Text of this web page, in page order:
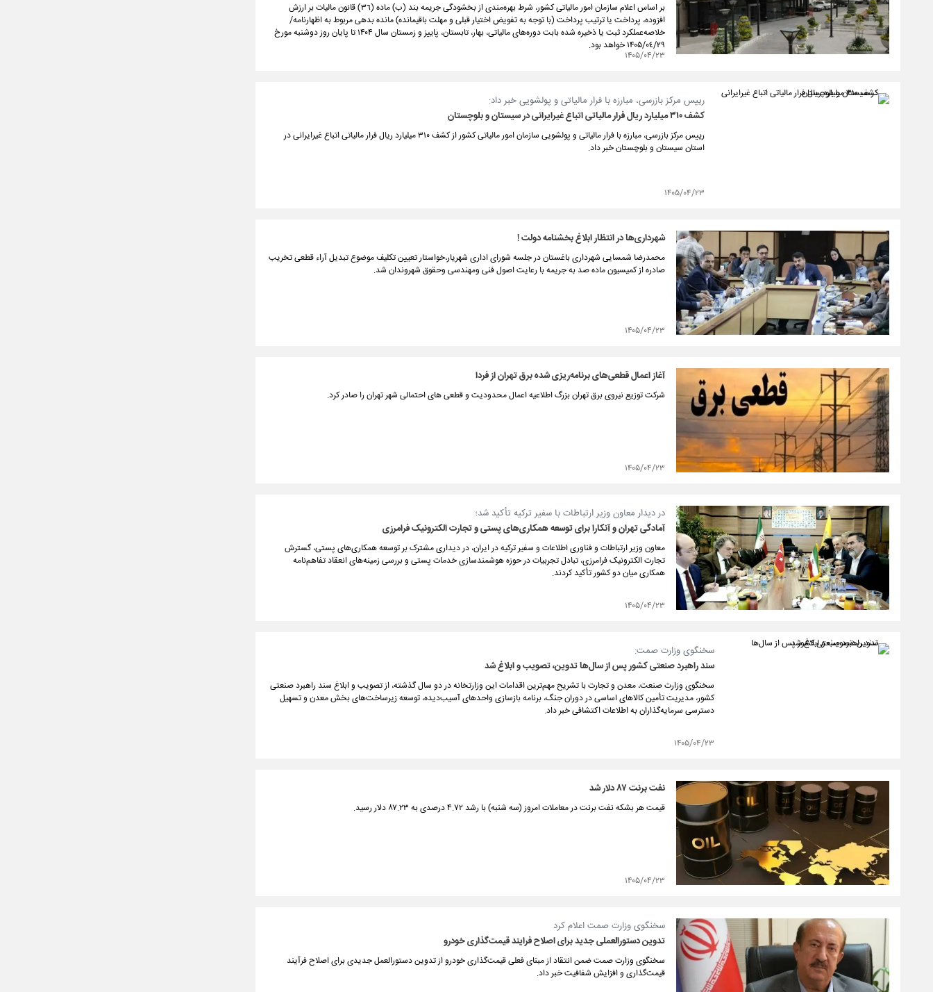
بر اساس اعلام سازمان امور مالیاتی کشور، شرط بهره‌مندی از بخشودگی جریمه بند (ب) ماده (٣٦) قانون مالیات بر ارزش
افزوده، پرداخت یا ترتیب پرداخت (با توجه به تفویض اختیار قبلی و مهلت باقیمانده) مانده بدهی مربوط به اظهارنامه/
خلاصه‌عملکرد ثبت یا ذخیره شده بابت دوره‌های مالیاتی، بهار، تابستان، پاییز و زمستان سال ۱۴۰۴ تا پایان روز دوشنبه مورخ
۱۴۰۵/٠٤/۲۹ خواهد بود.
۱۴۰۵/۰۴/۲۳
رییس مرکز بازرسی، مبارزه با فرار مالیاتی و پولشویی خبر داد:
کشف ۳۱۰ میلیارد ریال فرار مالیاتی اتباع غیرایرانی در سیستان و بلوچستان
رییس مرکز بازرسی، مبارزه با فرار مالیاتی و پولشویی سازمان امور مالیاتی کشور از کشف ۳۱۰ میلیارد ریال فرار مالیاتی اتباع غیرایرانی در
استان سیستان و بلوچستان خبر داد.
۱۴۰۵/۰۴/۲۳
شهرداری‌ها در انتظار ابلاغ بخشنامه دولت !
محمدرضا شمسایی شهرداری باغستان در جلسه شورای اداری شهریار،خواستار تعیین تکلیف موضوع تبدیل آراء قطعی تخریب
صادره از کمیسیون ماده صد به جریمه با رعایت اصول فنی و‌مهندسی وحقوق شهروندان شد.
۱۴۰۵/۰۴/۲۳
آغاز اعمال قطعی‌های برنامه‌ریزی شده برق تهران از فردا
شرکت توزیع نیروی برق تهران بزرگ اطلاعیه اعمال محدودیت و قطعی های احتمالی شهر تهران را صادر کرد.
۱۴۰۵/۰۴/۲۳
در دیدار معاون وزیر ارتباطات با سفیر ترکیه تأکید شد؛
آمادگی تهران و آنکارا برای توسعه همکاری‌های پستی و تجارت الکترونیک فرامرزی
معاون وزیر ارتباطات و فناوری اطلاعات و سفیر ترکیه در ایران، در دیداری مشترک بر توسعه همکاری‌های پستی، گسترش
تجارت الکترونیک فرامرزی، تبادل تجربیات در حوزه هوشمندسازی خدمات پستی و بررسی زمینه‌های انعقاد تفاهم‌نامه
همکاری میان دو کشور تأکید کردند.
۱۴۰۵/۰۴/۲۳
سخنگوی وزارت صمت:
سند راهبرد صنعتی کشور پس از سال‌ها تدوین، تصویب و ابلاغ شد
سخنگوی وزارت صنعت، معدن و تجارت با تشریح مهم‌ترین اقدامات این وزارتخانه در دو سال گذشته، از تصویب و ابلاغ سند راهبرد صنعتی
کشور، مدیریت تأمین کالاهای اساسی در دوران جنگ، برنامه بازسازی واحدهای آسیب‌دیده، توسعه زیرساخت‌های بخش معدن و تسهیل
دسترسی سرمایه‌گذاران به اطلاعات اکتشافی خبر داد.
۱۴۰۵/۰۴/۲۳
نفت برنت ۸۷ دلار شد
قیمت هر بشکه نفت برنت در معاملات امروز (سه شنبه) با رشد ۴.۷۲ درصدی به ۸۷.۲۳ دلار رسید.
۱۴۰۵/۰۴/۲۳
سخنگوی وزارت صمت اعلام کرد
تدوین دستورالعملی جدید برای اصلاح فرایند قیمت‌گذاری خودرو
سخنگوی وزارت صمت ضمن انتقاد از مبنای فعلی قیمت‌گذاری خودرو از تدوین دستورالعمل جدیدی برای اصلاح فرآیند
قیمت‌گذاری و افزایش شفافیت خبر داد.